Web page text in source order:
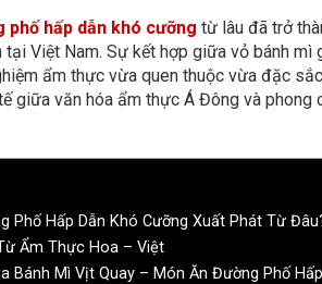
phố hấp dẫn khó cưỡng từ lâu đã trở
tại Việt Nam. Sự kết hợp giữa vỏ bánh
ẩm thực vừa quen thuộc vừa đặc
giữa văn hóa ẩm thực Á Đông và phong
Phố Hấp Dẫn Khó Cưỡng Xuất Phát Từ
Ẩm Thực Hoa – Việt
Bánh Mì Vịt Quay – Món Ăn Đường Phố